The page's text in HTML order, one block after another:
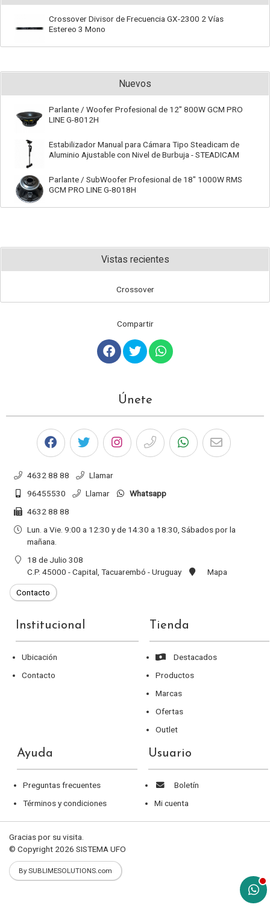
Un
Crossover Divisor de Frecuencia GX-2300 2 Vías
Estereo 3 Mono
Nuevos
Parlante / Woofer Profesional de 12" 800W GCM PRO
LINE G-8012H
Estabilizador Manual para Cámara Tipo Steadicam de
Aluminio Ajustable con Nivel de Burbuja - STEADICAM
Parlante / SubWoofer Profesional de 18" 1000W RMS
GCM PRO LINE G-8018H
Vistas recientes
Crossover
Compartir
Únete
4632 88 88
Llamar
96455530
Llamar
Whatsapp
4632 88 88
Lun. a Vie. 9:00 a 12:30 y de 14:30 a 18:30, Sábados por la
mañana.
18 de Julio 308
C.P. 45000 - Capital, Tacuarembó - Uruguay
Mapa
Institucional
Ubicación
Contacto
Tienda
Destacados
Productos
Marcas
Ofertas
Outlet
Ayuda
Preguntas frecuentes
Términos y condiciones
Usuario
Boletín
Mi cuenta
Gracias por su visita.
© Copyright 2026 SISTEMA UFO
By SUBLIMESOLUTIONS.com